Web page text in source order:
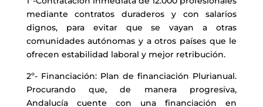
mediante contratos duraderos y con salarios
dignos, para evitar que se vayan a otras
comunidades autónomas y a otros países que le
ofrecen estabilidad laboral y mejor retribución.
2º- Financiación: Plan de financiación Plurianual.
Procurando que, de manera progresiva,
Andalucía cuente con una financiación en